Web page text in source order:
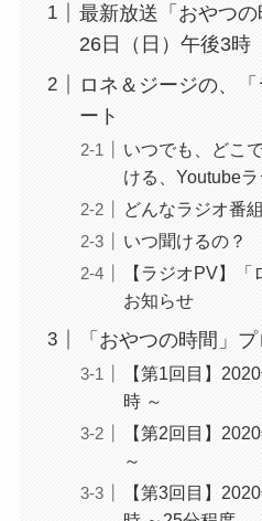
最新放送「おやつ
26日（日）午後3時
ロネ＆ジージの、
ート
いつでも、どこ
ける、Youtube
どんなラジオ番
いつ聞けるの？
【ラジオPV】
お知らせ
「おやつの時間」
【第1回目】
時 ～
【第2回目】
～
【第3回目】